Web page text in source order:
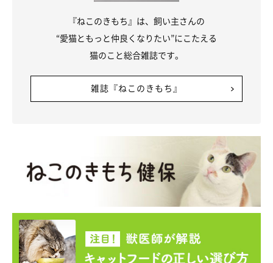
『ねこのきもち』は、飼い主さんの
“愛猫ともっと仲良くなりたい”にこたえる
猫のこと総合雑誌です。
雑誌『ねこのきもち』